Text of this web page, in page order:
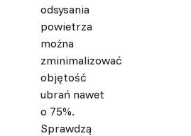
odsysania
powietrza
można
zminimalizować
objętość
ubrań nawet
o 75%.
Sprawdzą